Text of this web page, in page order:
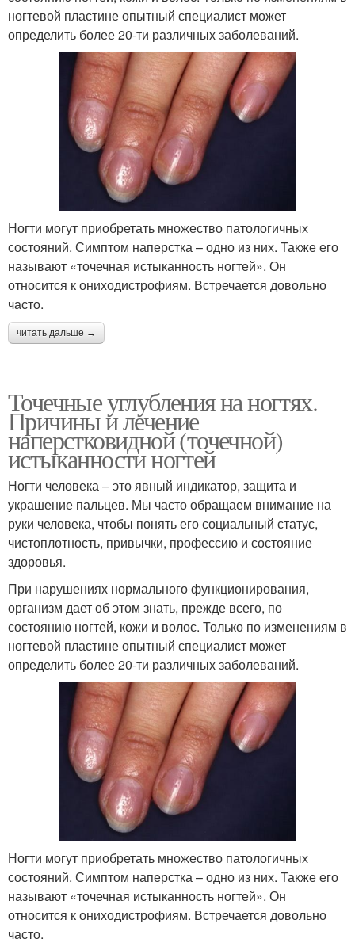
ногтевой пластине опытный специалист может
определить более 20-ти различных заболеваний.
Ногти могут приобретать множество патологичных
состояний. Симптом наперстка – одно из них. Также его
называют «точечная истыканность ногтей». Он
относится к ониходистрофиям. Встречается довольно
часто.
читать дальше →
Точечные углубления на ногтях.
Причины и лечение
наперстковидной (точечной)
истыканности ногтей
Ногти человека – это явный индикатор, защита и
украшение пальцев. Мы часто обращаем внимание на
руки человека, чтобы понять его социальный статус,
чистоплотность, привычки, профессию и состояние
здоровья.
При нарушениях нормального функционирования,
организм дает об этом знать, прежде всего, по
состоянию ногтей, кожи и волос. Только по изменениям в
ногтевой пластине опытный специалист может
определить более 20-ти различных заболеваний.
Ногти могут приобретать множество патологичных
состояний. Симптом наперстка – одно из них. Также его
называют «точечная истыканность ногтей». Он
относится к ониходистрофиям. Встречается довольно
часто.